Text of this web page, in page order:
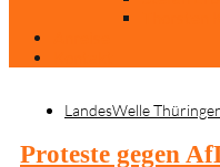
LandesWelle
Proteste gegen